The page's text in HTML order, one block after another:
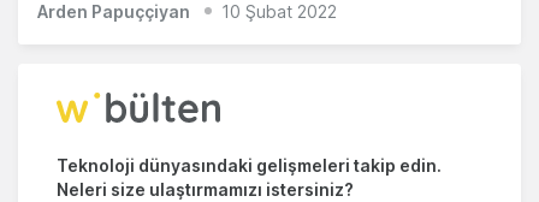
Arden Papuççiyan 10 Şubat 2022
Teknoloji dünyasındaki gelişmeleri takip edin.
Neleri size ulaştırmamızı istersiniz?